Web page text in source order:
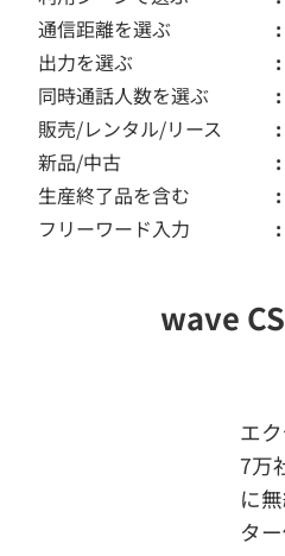
通信距離を選ぶ
出力を選ぶ
同時通話人数を選ぶ
販売/レンタル/リース
新品/中古
生産終了品を含む
フリーワード入力
wave
エ
7万
に
タ